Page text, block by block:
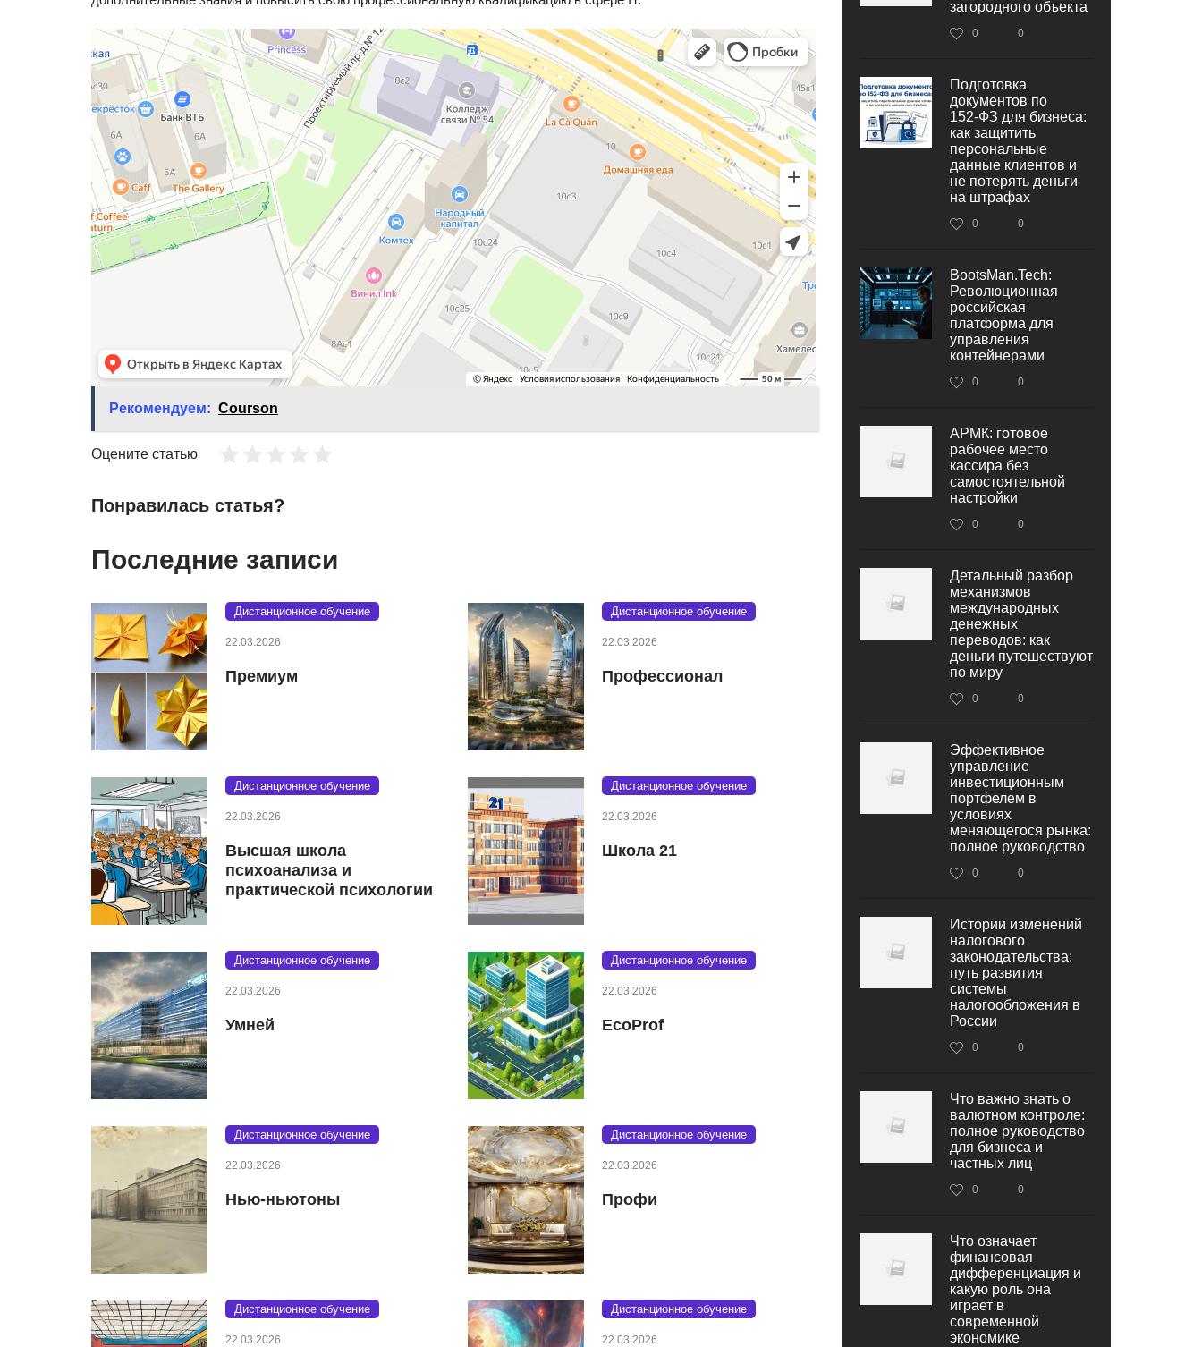
Рекомендуем: Courson
Оцените статью
Понравилась статья?
Последние записи
Дистанционное обучение
22.03.2026
Премиум
Дистанционное обучение
22.03.2026
Профессионал
Дистанционное обучение
22.03.2026
Высшая школа
психоанализа и
практической психологии
Дистанционное обучение
22.03.2026
Школа 21
Дистанционное обучение
22.03.2026
Умней
Дистанционное обучение
22.03.2026
EcoProf
Дистанционное обучение
22.03.2026
Нью-ньютоны
Дистанционное обучение
22.03.2026
Профи
Дистанционное обучение
22.03.2026
Дистанционное обучение
22.03.2026
загородного объекта
0 0
Подготовка
документов по
152‑ФЗ для бизнеса:
как защитить
персональные
данные клиентов и
не потерять деньги
на штрафах
0 0
BootsMan.Tech:
Революционная
российская
платформа для
управления
контейнерами
0 0
АРМК: готовое
рабочее место
кассира без
самостоятельной
настройки
0 0
Детальный разбор
механизмов
международных
денежных
переводов: как
деньги путешествуют
по миру
0 0
Эффективное
управление
инвестиционным
портфелем в
условиях
меняющегося рынка:
полное руководство
0 0
Истории изменений
налогового
законодательства:
путь развития
системы
налогообложения в
России
0 0
Что важно знать о
валютном контроле:
полное руководство
для бизнеса и
частных лиц
0 0
Что означает
финансовая
дифференциация и
какую роль она
играет в
современной
экономике